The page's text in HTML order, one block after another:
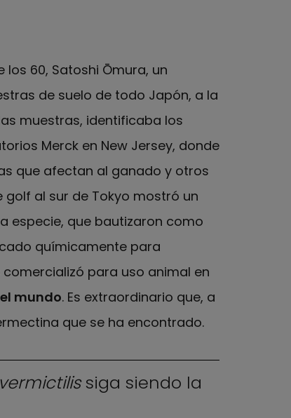
60, Satoshi Ōmura, un
de suelo de todo Japón, a la
muestras, identificaba los
Merck en New Jersey, donde
que afectan al ganado y otros
al sur de Tokyo mostró un
especie, que bautizaron como
químicamente para
para uso animal en
mundo. Es extraordinario que, a
que se ha encontrado.
siga siendo la